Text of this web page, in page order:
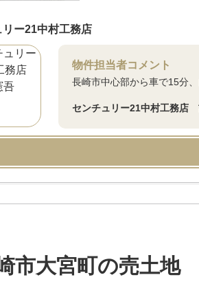
リー21中村工務店
物件担当者コメント
長崎市中心部から車で15分
センチュリー21中村工務
市大宮町の売土地